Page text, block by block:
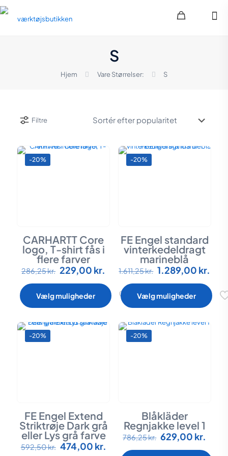
S
Hjem Vare Størrelser: S
Filtre
-20%
CARHARTT Core
logo, T-shirt fås i
flere farver
Dette
flere
varianter.
kan
286,25kr. Den
oprindelige
var:
286,25 kr..
229,00 kr. Den
pris
er:
229,00 kr..
Vælg muligheder
-20%
FE Engel standard
vinterkedeldragt
marineblå
Dette
flere
varianter.
kan
1.611,25kr. Den
oprindelige
var:
1.611,25 kr..
1.289,00 kr.
pris
er:
Vælg muligheder
-20%
FE Engel Extend
Striktrøje Dark grå
eller Lys grå farve
Dette
592,50kr. Den
474,00 kr.
-20%
Blåkläder
Regnjakke level 1
Dette
786,25kr. Den
oprindelige
629,00 kr.